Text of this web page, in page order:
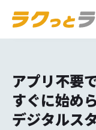
アプリ不要で
すぐに始め
デジタルス